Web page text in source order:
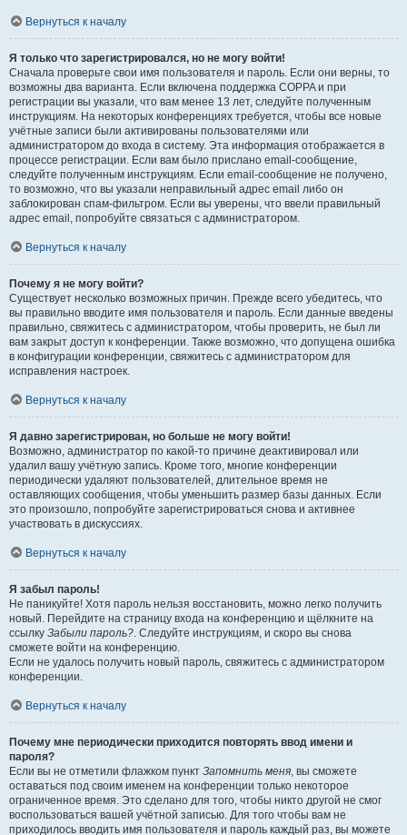
Вернуться к началу
Я только что зарегистрировался, но не могу войти!
Сначала проверьте свои имя пользователя и пароль. Если они верны, то
возможны два варианта. Если включена поддержка COPPA и при
регистрации вы указали, что вам менее 13 лет, следуйте полученным
инструкциям. На некоторых конференциях требуется, чтобы все новые
учётные записи были активированы пользователями или
администратором до входа в систему. Эта информация отображается в
процессе регистрации. Если вам было прислано email-сообщение,
следуйте полученным инструкциям. Если email-сообщение не получено,
то возможно, что вы указали неправильный адрес email либо он
заблокирован спам-фильтром. Если вы уверены, что ввели правильный
адрес email, попробуйте связаться с администратором.
Вернуться к началу
Почему я не могу войти?
Существует несколько возможных причин. Прежде всего убедитесь, что
вы правильно вводите имя пользователя и пароль. Если данные введены
правильно, свяжитесь с администратором, чтобы проверить, не был ли
вам закрыт доступ к конференции. Также возможно, что допущена ошибка
в конфигурации конференции, свяжитесь с администратором для
исправления настроек.
Вернуться к началу
Я давно зарегистрирован, но больше не могу войти!
Возможно, администратор по какой-то причине деактивировал или
удалил вашу учётную запись. Кроме того, многие конференции
периодически удаляют пользователей, длительное время не
оставляющих сообщения, чтобы уменьшить размер базы данных. Если
это произошло, попробуйте зарегистрироваться снова и активнее
участвовать в дискуссиях.
Вернуться к началу
Я забыл пароль!
Не паникуйте! Хотя пароль нельзя восстановить, можно легко получить
новый. Перейдите на страницу входа на конференцию и щёлкните на
ссылку Забыли пароль?. Следуйте инструкциям, и скоро вы снова
сможете войти на конференцию.
Если не удалось получить новый пароль, свяжитесь с администратором
конференции.
Вернуться к началу
Почему мне периодически приходится повторять ввод имени и
пароля?
Если вы не отметили флажком пункт Запомнить меня, вы сможете
оставаться под своим именем на конференции только некоторое
ограниченное время. Это сделано для того, чтобы никто другой не смог
воспользоваться вашей учётной записью. Для того чтобы вам не
приходилось вводить имя пользователя и пароль каждый раз, вы можете